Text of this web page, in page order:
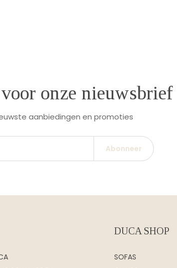
onze nieuwsbrief
aanbiedingen en promoties
Abonneer
DUCA SHOP
SOFAS